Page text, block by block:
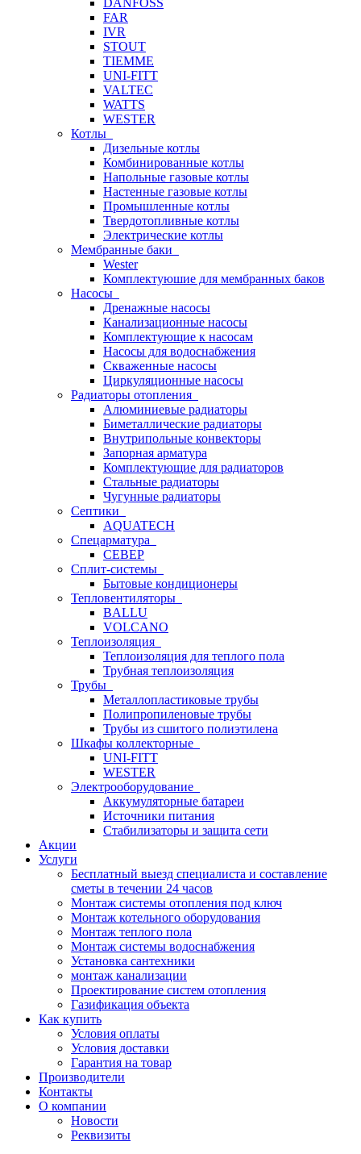
DANFOSS
FAR
IVR
STOUT
TIEMME
UNI-FITT
VALTEC
WATTS
WESTER
Котлы
Дизельные котлы
Комбинированные котлы
Напольные газовые котлы
Настенные газовые котлы
Промышленные котлы
Твердотопливные котлы
Электрические котлы
Мембранные баки
Wester
Комплектуюшие для мембранных баков
Насосы
Дренажные насосы
Канализационные насосы
Комплектующие к насосам
Насосы для водоснабжения
Скваженные насосы
Циркуляционные насосы
Радиаторы отопления
Алюминиевые радиаторы
Биметаллические радиаторы
Внутрипольные конвекторы
Запорная арматура
Комплектующие для радиаторов
Стальные радиаторы
Чугунные радиаторы
Септики
AQUATECH
Спецарматура
СЕВЕР
Сплит-системы
Бытовые кондиционеры
Тепловентиляторы
BALLU
VOLCANO
Теплоизоляция
Теплоизоляция для теплого пола
Трубная теплоизоляция
Трубы
Металлопластиковые трубы
Полипропиленовые трубы
Трубы из сшитого полиэтилена
Шкафы коллекторные
UNI-FITT
WESTER
Электрооборудование
Аккумуляторные батареи
Источники питания
Стабилизаторы и защита сети
Акции
Услуги
Бесплатный выезд специалиста и составление
сметы в течении 24 часов
Монтаж системы отопления под ключ
Монтаж котельного оборудования
Монтаж теплого пола
Монтаж системы водоснабжения
Установка сантехники
монтаж канализации
Проектирование систем отопления
Газификация объекта
Как купить
Условия оплаты
Условия доставки
Гарантия на товар
Производители
Контакты
О компании
Новости
Реквизиты